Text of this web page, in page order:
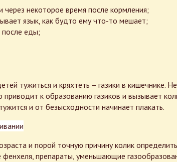
некоторое время после кормления;
язык, как будто ему что-то мешает;
после еды;
тужиться и кряхтеть – газики в кишечнике.
к образованию газиков и вызывает
и от безысходности начинает плакать.
и порой точную причину колик
препараты, уменьшающие